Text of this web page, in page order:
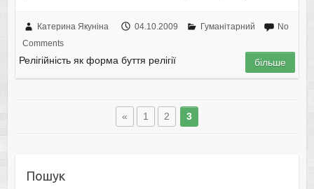
Катерина Якуніна 04.10.2009 Гуманітарний
No
Comments
Релігійність як форма буття релігії більше
« 1 2 3
Пошук